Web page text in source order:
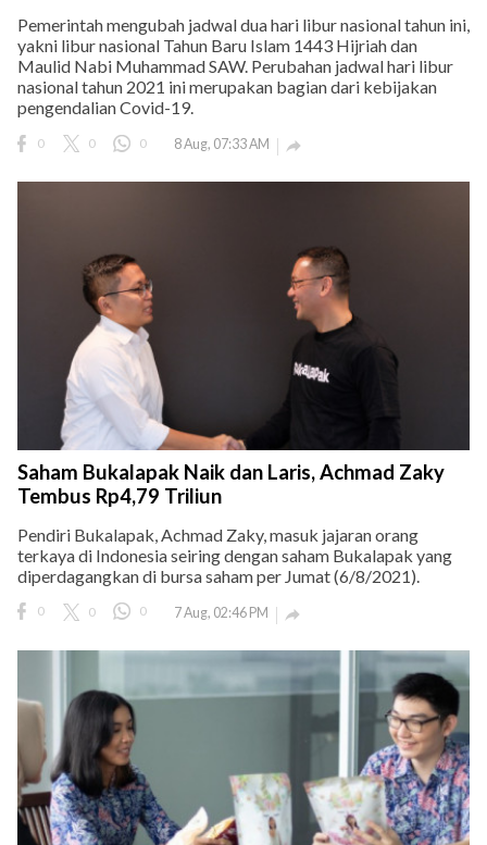
Pemerintah mengubah jadwal dua hari libur nasional tahun ini,
yakni libur nasional Tahun Baru Islam 1443 Hijriah dan
Maulid Nabi Muhammad SAW. Perubahan jadwal hari libur
nasional tahun 2021 ini merupakan bagian dari kebijakan
pengendalian Covid-19.
0 0 0 8 Aug, 07:33 AM 
Saham Bukalapak Naik dan Laris, Achmad Zaky
Tembus Rp4,79 Triliun
Pendiri Bukalapak, Achmad Zaky, masuk jajaran orang
terkaya di Indonesia seiring dengan saham Bukalapak yang
diperdagangkan di bursa saham per Jumat (6/8/2021).
0 0 0 7 Aug, 02:46 PM 